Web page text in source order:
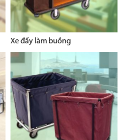
Xe đẩy làm buồng